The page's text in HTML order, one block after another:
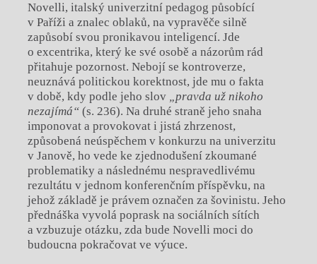
Novelli, italský univerzitní pedagog působící
v Paříži a znalec oblaků, na vypravěče silně
zapůsobí svou pronikavou inteligencí. Jde
o excentrika, který ke své osobě a názorům rád
přitahuje pozornost. Nebojí se kontroverze,
neuznává politickou korektnost, jde mu o fakta
v době, kdy podle jeho slov „pravda už nikoho
nezajímá“(s. 236). Na druhé straně jeho snaha
imponovat a provokovat i jistá zhrzenost,
způsobená neúspěchem v konkurzu na univerzitu
v Janově, ho vede ke zjednodušení zkoumané
problematiky a následnému nespravedlivému
rezultátu v jednom konferenčním příspěvku, na
jehož základě je právem označen za šovinistu. Jeho
přednáška vyvolá poprask na sociálních sítích
a vzbuzuje otázku, zda bude Novelli moci do
budoucna pokračovat ve výuce.